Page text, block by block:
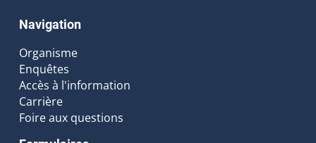
Navigation
Organisme
Enquêtes
Accès à l'information
Carrière
Foire aux questions